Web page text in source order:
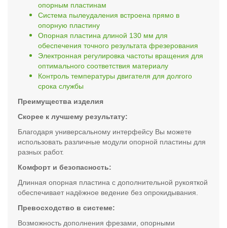
опорным пластинам
Система пылеудаления встроена прямо в
опорную пластину
Опорная пластина длиной 130 мм для
обеспечения точного результата фрезерования
Электронная регулировка частоты вращения для
оптимального соответствия материалу
Контроль температуры двигателя для долгого
срока службы
Преимущества изделия
Скорее к лучшему результату:
Благодаря универсальному интерфейсу Вы можете
использовать различные модули опорной пластины для
разных работ.
Комфорт и безопасность:
Длинная опорная пластина с дополнительной рукояткой
обеспечивает надёжное ведение без опрокидывания.
Превосходство в системе:
Возможность дополнения фрезами, опорными